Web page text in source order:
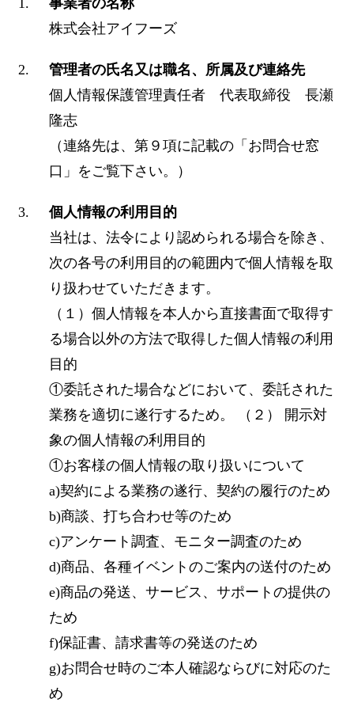
事業者の名称
株式会社アイフーズ
管理者の氏名又は職名、所属及び連絡先
個人情報保護管理責任者 代表取締役 長瀬
隆志
（連絡先は、第９項に記載の「お問合せ窓
口」をご覧下さい。）
個人情報の利用目的
当社は、法令により認められる場合を除き、
次の各号の利用目的の範囲内で個人情報を取
り扱わせていただきます。
（１）個人情報を本人から直接書面で取得す
る場合以外の方法で取得した個人情報の利用
目的
①委託された場合などにおいて、委託された
業務を適切に遂行するため。
（２） 開示対
象の個人情報の利用目的
①お客様の個人情報の取り扱いについて
a)契約による業務の遂行、契約の履行のため
b)商談、打ち合わせ等のため
c)アンケート調査、モニター調査のため
d)商品、各種イベントのご案内の送付のため
e)商品の発送、サービス、サポートの提供の
ため
f)保証書、請求書等の発送のため
g)お問合せ時のご本人確認ならびに対応のた
め